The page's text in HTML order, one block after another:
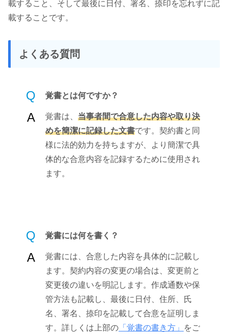
載すること、そして最後に日付、署名、捺印を忘れずに記
載することです。
よくある質問
Q 覚書とは何ですか？
A 覚書は、 当事者間で合意した内容や取り決
めを簡潔に記録した文書です。契約書と同
様に法的効力を持ちますが、より簡潔で具
体的な合意内容を記録するために使用され
ます。
Q 覚書には何を書く？
A
覚書には、合意した内容を具体的に記載し
ます。契約内容の変更の場合は、変更前と
変更後の違いを明記します。作成通数や保
管方法も記載し、最後に日付、住所、氏
名、署名、捺印を記載して合意を証明しま
す。詳しくは上部の 「覚書の書き方」
をご